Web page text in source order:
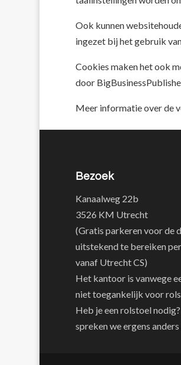
Ook kunnen
ingezet bij het gebruik
Cookies maken het ook
door
Meer informatie over de
Bezoek
Kanaalweg 22b
3526 KM Utrecht
(Gratis parkeren voor de
uitstekend te bereiken
vanaf Utrecht CS)
Het kantoor is vanwege
niet toegankelijk voor
Heb je een rolstoel
spreken we ergens anders